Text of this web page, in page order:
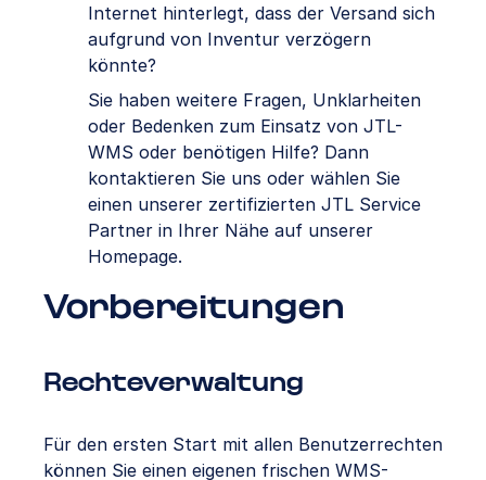
Internet hinterlegt, dass der Versand sich
aufgrund von Inventur verzögern
könnte?
Sie haben weitere Fragen, Unklarheiten
oder Bedenken zum Einsatz von JTL-
WMS oder benötigen Hilfe? Dann
kontaktieren Sie uns oder wählen Sie
einen unserer zertifizierten JTL Service
Partner in Ihrer Nähe auf unserer
Homepage.
Vorbereitungen
Rechteverwaltung
Für den ersten Start mit allen Benutzerrechten
können Sie einen eigenen frischen WMS-